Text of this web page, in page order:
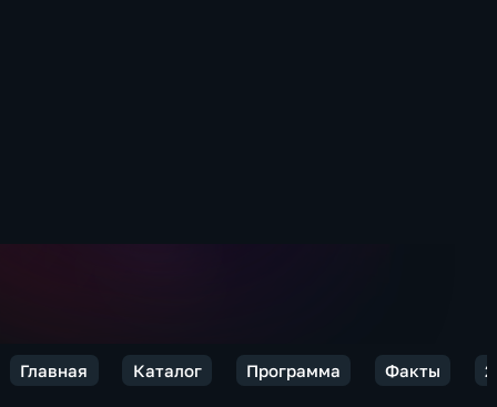
Главная Каталог Программа Факты